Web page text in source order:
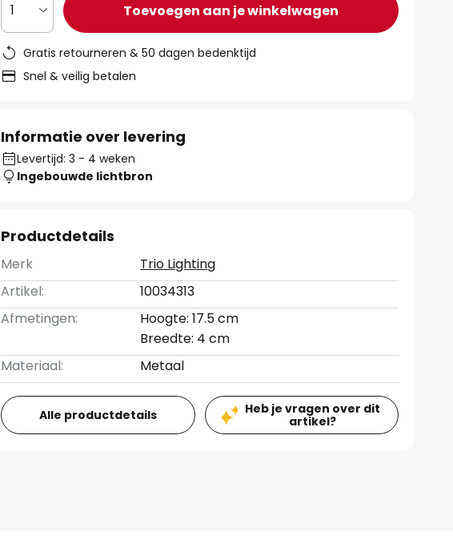
1 Toevoegen aan je winkelwagen
Gratis retourneren & 50 dagen bedenktijd
Snel & veilig betalen
Informatie over levering
Levertijd: 3 - 4 weken
Ingebouwde lichtbron
Productdetails
Merk
Trio Lighting
Artikel:
10034313
Afmetingen:
Hoogte: 17.5 cm
Breedte: 4 cm
Materiaal:
Metaal
Alle productdetails
Heb je vragen over dit
artikel?